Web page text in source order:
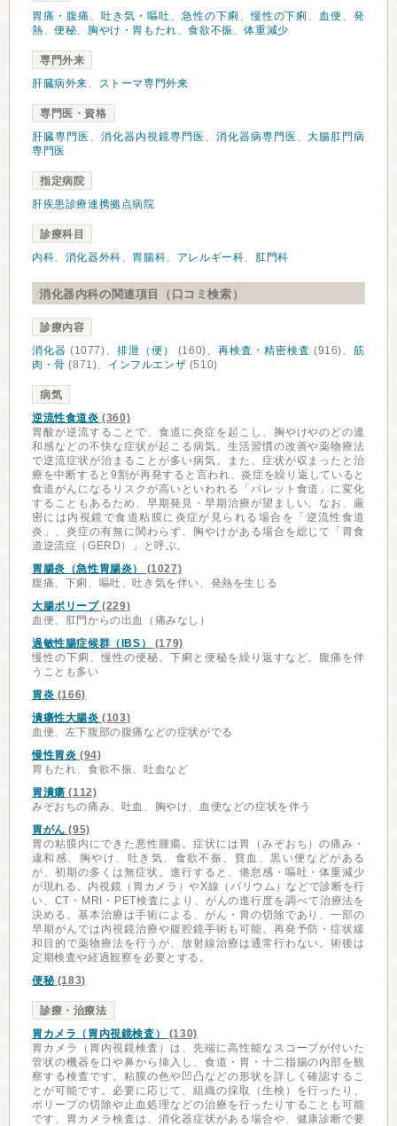
胃痛・腹痛 、 吐き気・嘔吐、 急性の下痢 、慢性の下痢 、 血便、発
熱、便秘、 胸やけ・胃もたれ、食欲不振 、体重減少
専門外来
肝臓病外来、 ストーマ専門外来
専門医・資格
肝臓専門医 、 消化器内視鏡専門医 、 消化器病専門医 、大腸肛門病
専門医
指定病院
肝疾患診療連携拠点病院
診療科目
内科、 消化器外科、 胃腸科、 アレルギー科、 肛門科
消化器内科の関連項目（口コミ検索）
診療内容
消化器 (1077)、 排泄（便） (160)、再検査・精密検査 (916)、筋
肉・骨 (871)、 インフルエンザ (510)
病気
逆流性食道炎 (360)
胃酸が逆流することで、食道に炎症を起こし、胸やけやのどの違
和感などの不快な症状が起こる病気。生活習慣の改善や薬物療法
で逆流症状が治まることが多い病気。また、症状が収まったと治
療を中断すると9割が再発すると言われ、炎症を繰り返していると
食道がんになるリスクが高いといわれる「バレット食道」に変化
することもあるため、早期発見・早期治療が望ましい。なお、厳
密には内視鏡で食道粘膜に炎症が見られる場合を「逆流性食道
炎」、炎症の有無に関わらず、胸やけがある場合を総じて「胃食
道逆流症（GERD）」と呼ぶ。
胃腸炎（急性胃腸炎）
(1027)
腹痛、下痢、嘔吐、吐き気を伴い、発熱を生じる
大腸ポリープ(229)
血便、肛門からの出血（痛みなし）
過敏性腸症候群（IBS）
(179)
慢性の下痢、慢性の便秘、下痢と便秘を繰り返すなど。腹痛を伴
うことも多い
胃炎 (166)
潰瘍性大腸炎 (103)
血便、左下腹部の腹痛などの症状がでる
慢性胃炎 (94)
胃もたれ、食欲不振、吐血など
胃潰瘍 (112)
みぞおちの痛み、吐血、胸やけ、血便などの症状を伴う
胃がん (95)
胃の粘膜内にできた悪性腫瘍。症状には胃（みぞおち）の痛み・
違和感、胸やけ、吐き気、食欲不振、貧血、黒い便などがある
が、初期の多くは無症状。進行すると、倦怠感・嘔吐・体重減少
が現れる。内視鏡（胃カメラ）やX線（バリウム）などで診断を行
い、CT・MRI・PET検査により、がんの進行度を調べて治療法を
決める。基本治療は手術による、がん・胃の切除であり、一部の
早期がんでは内視鏡治療や腹腔鏡手術も可能。再発予防・症状緩
和目的で薬物療法を行うが、放射線治療は通常行わない。術後は
定期検査や経過観察を必要とする。
便秘(183)
診療・治療法
胃カメラ（胃内視鏡検査）
(130)
胃カメラ（胃内視鏡検査）は、先端に高性能なスコープが付いた
管状の機器を口や鼻から挿入し、食道・胃・十二指腸の内部を観
察する検査です。粘膜の色や凹凸などの形状を詳しく確認するこ
とが可能です。必要に応じて、組織の採取（生検）を行ったり、
ポリープの切除や止血処理などの治療を行ったりすることも可能
です。胃カメラ検査は、消化器症状がある場合や、健康診断で要